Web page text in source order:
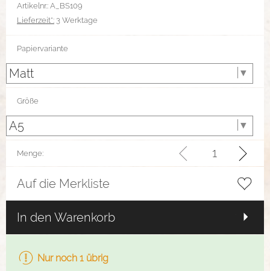
Artikelnr.: A_BS109
Lieferzeit*: 3 Werktage
Papiervariante
Größe
Menge:
Auf die Merkliste
In den Warenkorb
Nur noch 1 übrig